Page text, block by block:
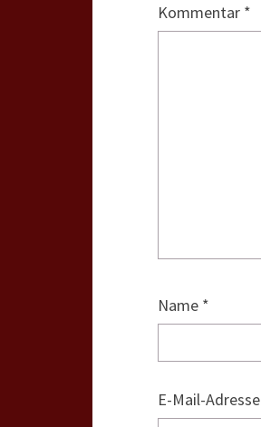
Kommentar *
Name *
E-Mail-Adresse